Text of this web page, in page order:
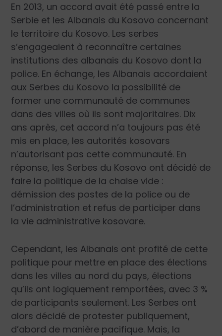
En 2013, un accord avait été passé entre la
Serbie et les Albanais du Kosovo concernant
le territoire du Kosovo. Les serbes
s’engageaient à reconnaître certaines
institutions des albanais du Kosovo dont la
police. En échange, les Albanais accordaient
aux Serbes du Kosovo la possibilité de
former une communauté de communes
dans des villes où ils sont majoritaires. Dix
ans après, cet accord n’a toujours pas été
mis en place, les autorités kosovars
n’autorisant pas cette communauté. En
réponse, les Serbes du Kosovo ont décidé de
faire la politique de la chaise vide :
démission des postes de la police ou de
l’administration et refus de participer dans
la vie administrative kosovare.
Cependant, les Albanais ont profité de cette
politique pour mettre en place des élections
dans les villes au nord du pays, élections
qu’ils ont logiquement remportées, avec 3 %
de participants seulement. Les Serbes ont
alors décidé de protester publiquement,
d’abord de manière pacifique. Mais, la